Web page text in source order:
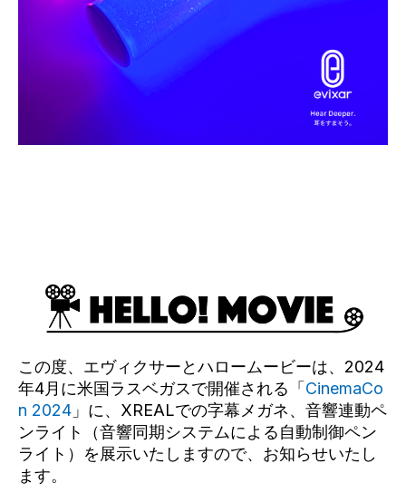
この度、エヴィクサーとハロームービーは、2024
年4月に米国ラスベガスで開催される「CinemaCo
n 2024 」に、XREALでの字幕メガネ、音響連動ペ
ンライト（音響同期システムによる自動制御ペン
ライト）を展示いたしますので、お知らせいたし
ます。